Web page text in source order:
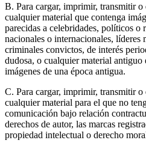
B. Para cargar, imprimir, transmitir
cualquier material que contenga
parecidas a celebridades, políticos o
nacionales o internacionales, líderes
criminales convictos, de interés
dudosa, o cualquier material antiguo
imágenes de una época antigua.
C. Para cargar, imprimir, transmitir
cualquier material para el que no
comunicación bajo relación
derechos de autor, las marcas
propiedad intelectual o derecho